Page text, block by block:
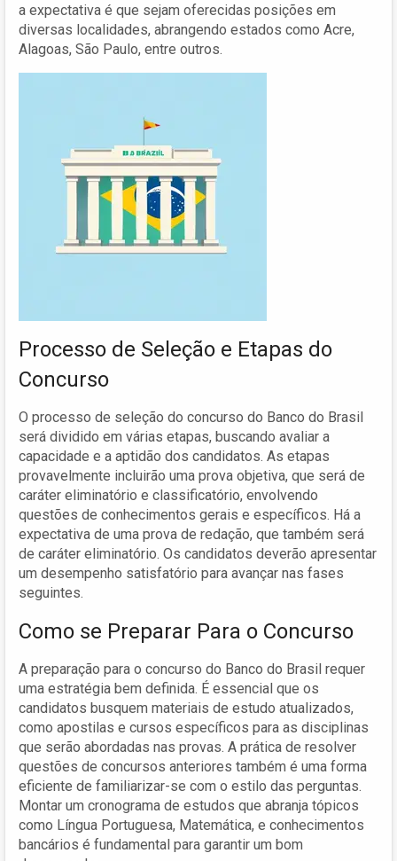
a expectativa é que sejam oferecidas posições em
diversas localidades, abrangendo estados como Acre,
Alagoas, São Paulo, entre outros.
Processo de Seleção e Etapas do
Concurso
O processo de seleção do concurso do Banco do Brasil
será dividido em várias etapas, buscando avaliar a
capacidade e a aptidão dos candidatos. As etapas
provavelmente incluirão uma prova objetiva, que será de
caráter eliminatório e classificatório, envolvendo
questões de conhecimentos gerais e específicos. Há a
expectativa de uma prova de redação, que também será
de caráter eliminatório. Os candidatos deverão apresentar
um desempenho satisfatório para avançar nas fases
seguintes.
Como se Preparar Para o Concurso
A preparação para o concurso do Banco do Brasil requer
uma estratégia bem definida. É essencial que os
candidatos busquem materiais de estudo atualizados,
como apostilas e cursos específicos para as disciplinas
que serão abordadas nas provas. A prática de resolver
questões de concursos anteriores também é uma forma
eficiente de familiarizar-se com o estilo das perguntas.
Montar um cronograma de estudos que abranja tópicos
como Língua Portuguesa, Matemática, e conhecimentos
bancários é fundamental para garantir um bom